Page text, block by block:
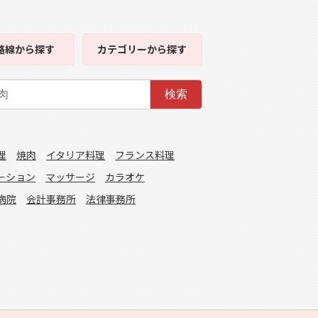
線から探す カテゴリーから探す
検索
焼肉 イタリア料理
フランス料理
ション マッサージ
カラオケ
院 会計事務所 法律事務所